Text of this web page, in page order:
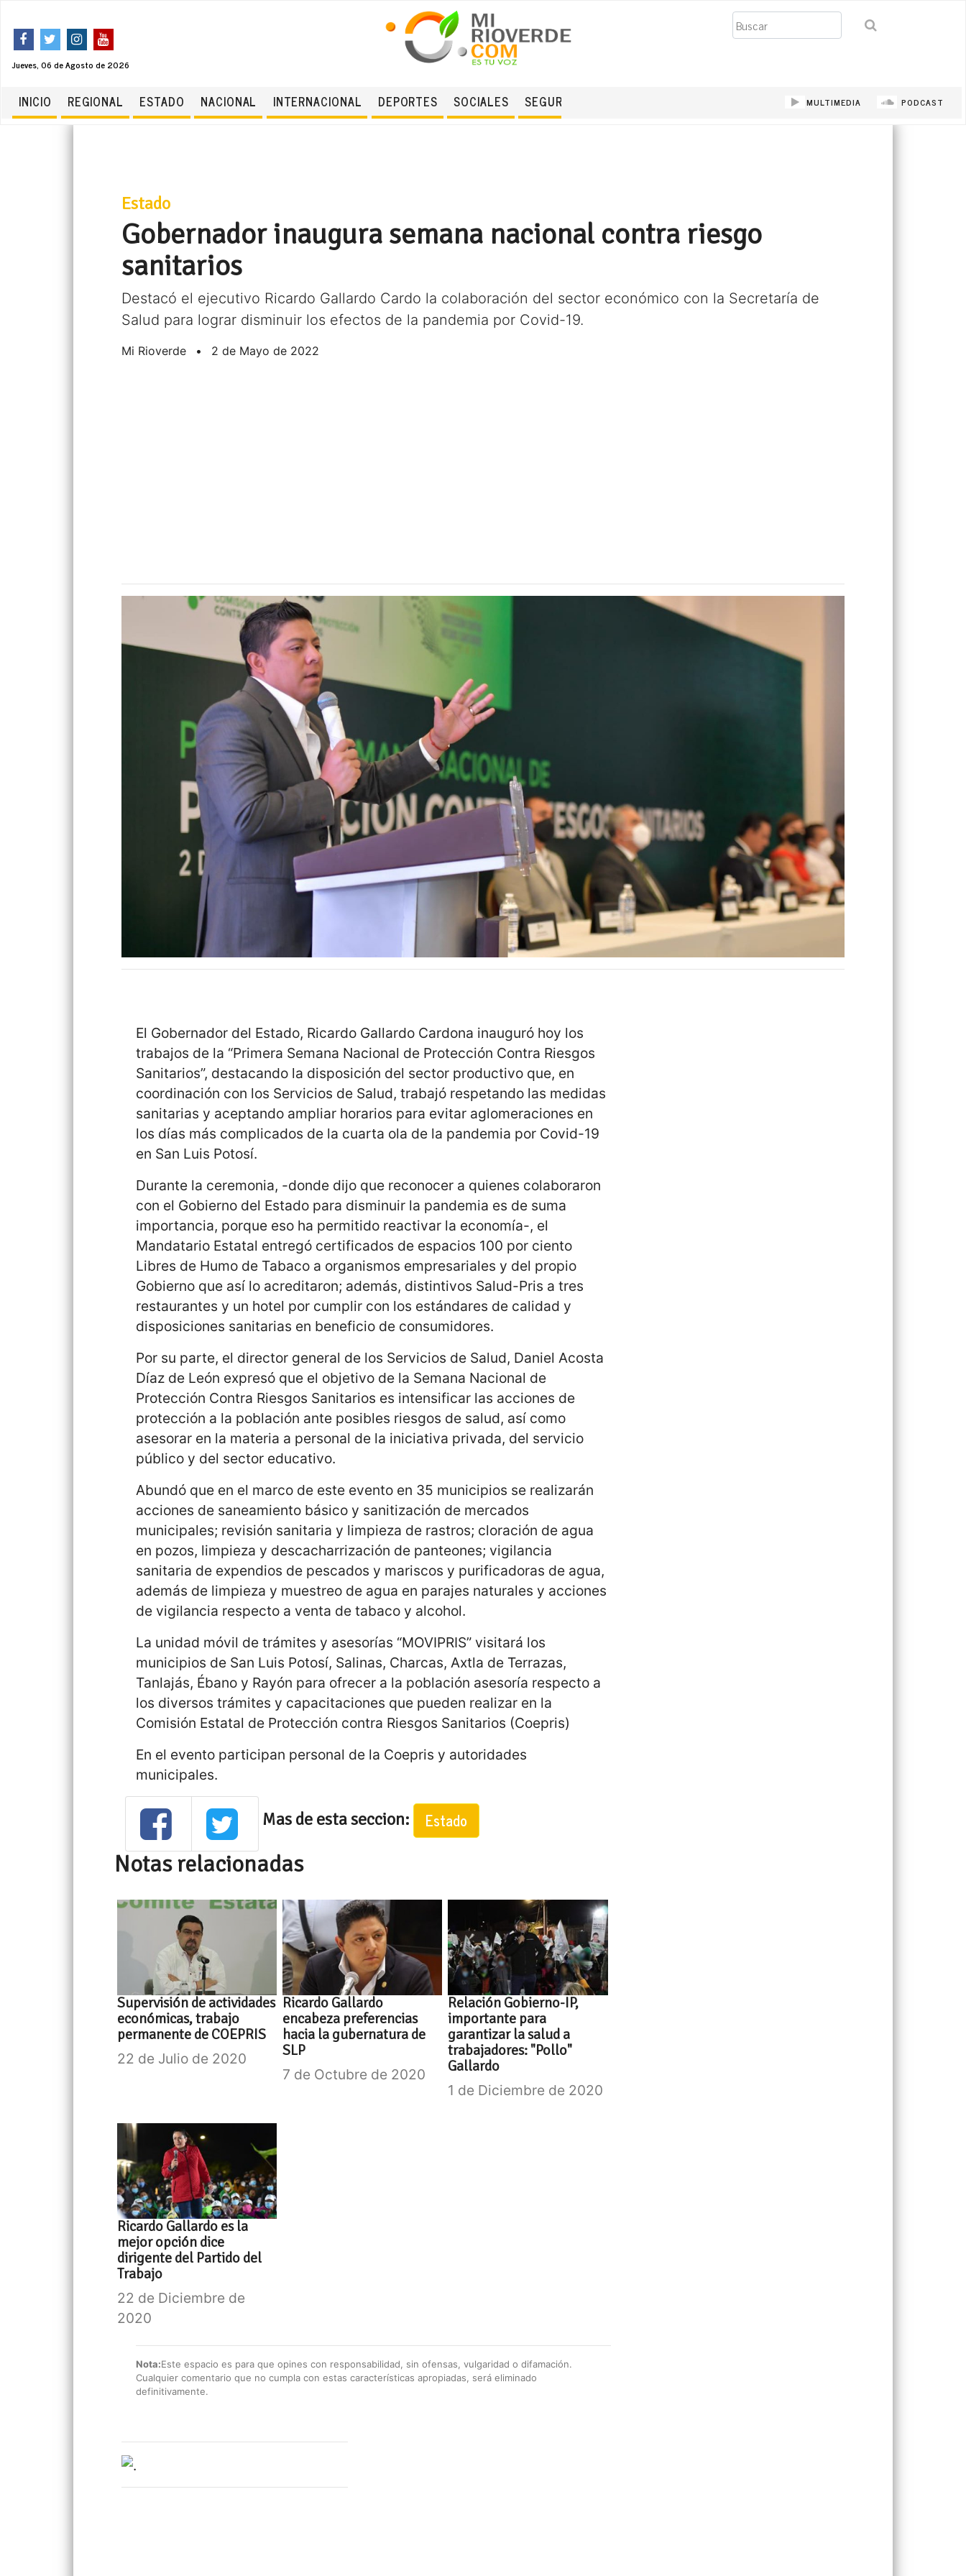
Jueves, 06 de Agosto de 2026
Buscar
INICIO REGIONAL ESTADO NACIONAL INTERNACIONAL DEPORTES SOCIALES SEGURIDAD MULTIMEDIA PODCAST
Estado
Gobernador inaugura semana nacional contra riesgo
sanitarios
Destacó el ejecutivo Ricardo Gallardo Cardo la colaboración del sector económico con la Secretaría de
Salud para lograr disminuir los efectos de la pandemia por Covid-19.
Mi Rioverde • 2 de Mayo de 2022
El Gobernador del Estado, Ricardo Gallardo Cardona inauguró hoy los
trabajos de la “Primera Semana Nacional de Protección Contra Riesgos
Sanitarios”, destacando la disposición del sector productivo que, en
coordinación con los Servicios de Salud, trabajó respetando las medidas
sanitarias y aceptando ampliar horarios para evitar aglomeraciones en
los días más complicados de la cuarta ola de la pandemia por Covid-19
en San Luis Potosí.
Durante la ceremonia, -donde dijo que reconocer a quienes colaboraron
con el Gobierno del Estado para disminuir la pandemia es de suma
importancia, porque eso ha permitido reactivar la economía-, el
Mandatario Estatal entregó certificados de espacios 100 por ciento
Libres de Humo de Tabaco a organismos empresariales y del propio
Gobierno que así lo acreditaron; además, distintivos Salud-Pris a tres
restaurantes y un hotel por cumplir con los estándares de calidad y
disposiciones sanitarias en beneficio de consumidores.
Por su parte, el director general de los Servicios de Salud, Daniel Acosta
Díaz de León expresó que el objetivo de la Semana Nacional de
Protección Contra Riesgos Sanitarios es intensificar las acciones de
protección a la población ante posibles riesgos de salud, así como
asesorar en la materia a personal de la iniciativa privada, del servicio
público y del sector educativo.
Abundó que en el marco de este evento en 35 municipios se realizarán
acciones de saneamiento básico y sanitización de mercados
municipales; revisión sanitaria y limpieza de rastros; cloración de agua
en pozos, limpieza y descacharrización de panteones; vigilancia
sanitaria de expendios de pescados y mariscos y purificadoras de agua,
además de limpieza y muestreo de agua en parajes naturales y acciones
de vigilancia respecto a venta de tabaco y alcohol.
La unidad móvil de trámites y asesorías “MOVIPRIS” visitará los
municipios de San Luis Potosí, Salinas, Charcas, Axtla de Terrazas,
Tanlajás, Ébano y Rayón para ofrecer a la población asesoría respecto a
los diversos trámites y capacitaciones que pueden realizar en la
Comisión Estatal de Protección contra Riesgos Sanitarios (Coepris)
En el evento participan personal de la Coepris y autoridades
municipales.
Mas de esta seccion: Estado
Notas relacionadas
Supervisión de actividades
económicas, trabajo
permanente de COEPRIS
22 de Julio de 2020
Ricardo Gallardo
encabeza preferencias
hacia la gubernatura de
SLP
7 de Octubre de 2020
Relación Gobierno-IP,
importante para
garantizar la salud a
trabajadores: "Pollo"
Gallardo
1 de Diciembre de 2020
Ricardo Gallardo es la
mejor opción dice
dirigente del Partido del
Trabajo
22 de Diciembre de
2020
Nota:Este espacio es para que opines con responsabilidad, sin ofensas, vulgaridad o difamación.
Cualquier comentario que no cumpla con estas características apropiadas, será eliminado
definitivamente.